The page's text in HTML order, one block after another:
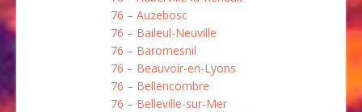
76 – Auzebosc
76 – Baileul-Neuville
76 – Baromesnil
76 – Beauvoir-en-Lyons
76 – Bellencombre
76 – Belleville-sur-Mer